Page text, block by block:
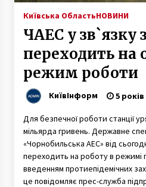
Київська ОбластьНОВИНИ
ЧАЕС у зв`язку
переходить на
режим роботи
КиївІнформ 5
Для безпечної роботи станції
мільярда гривень. Державне
«Чорнобильська АЕС» від
переходить на роботу в режимі
введенням протиепідемічних
це повідомляє прес-служба